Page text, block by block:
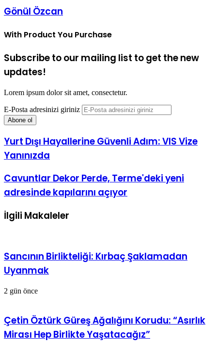
Gönül Özcan
With Product You Purchase
Subscribe to our mailing list to get the new
updates!
Lorem ipsum dolor sit amet, consectetur.
E-Posta adresinizi giriniz
Yurt Dışı Hayallerine Güvenli Adım: VIS Vize
Yanınızda
Cavuntlar Dekor Perde, Terme'deki yeni
adresinde kapılarını açıyor
İlgili Makaleler
Sancının Birlikteliği: Kırbaç Şaklamadan
Uyanmak
2 gün önce
Çetin Öztürk Güreş Ağalığını Korudu: “Asırlık
Mirası Hep Birlikte Yaşatacağız”